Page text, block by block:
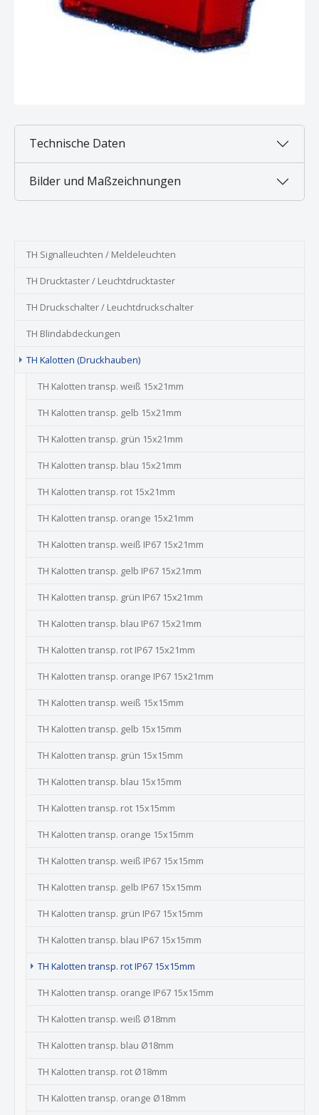
Technische Daten
Bilder und Maßzeichnungen
TH Signalleuchten / Meldeleuchten
TH Drucktaster / Leuchtdrucktaster
TH Druckschalter / Leuchtdruckschalter
TH Blindabdeckungen
TH Kalotten (Druckhauben)
TH Kalotten transp. weiß 15x21mm
TH Kalotten transp. gelb 15x21mm
TH Kalotten transp. grün 15x21mm
TH Kalotten transp. blau 15x21mm
TH Kalotten transp. rot 15x21mm
TH Kalotten transp. orange 15x21mm
TH Kalotten transp. weiß IP67 15x21mm
TH Kalotten transp. gelb IP67 15x21mm
TH Kalotten transp. grün IP67 15x21mm
TH Kalotten transp. blau IP67 15x21mm
TH Kalotten transp. rot IP67 15x21mm
TH Kalotten transp. orange IP67 15x21mm
TH Kalotten transp. weiß 15x15mm
TH Kalotten transp. gelb 15x15mm
TH Kalotten transp. grün 15x15mm
TH Kalotten transp. blau 15x15mm
TH Kalotten transp. rot 15x15mm
TH Kalotten transp. orange 15x15mm
TH Kalotten transp. weiß IP67 15x15mm
TH Kalotten transp. gelb IP67 15x15mm
TH Kalotten transp. grün IP67 15x15mm
TH Kalotten transp. blau IP67 15x15mm
TH Kalotten transp. rot IP67 15x15mm
TH Kalotten transp. orange IP67 15x15mm
TH Kalotten transp. weiß Ø18mm
TH Kalotten transp. blau Ø18mm
TH Kalotten transp. rot Ø18mm
TH Kalotten transp. orange Ø18mm